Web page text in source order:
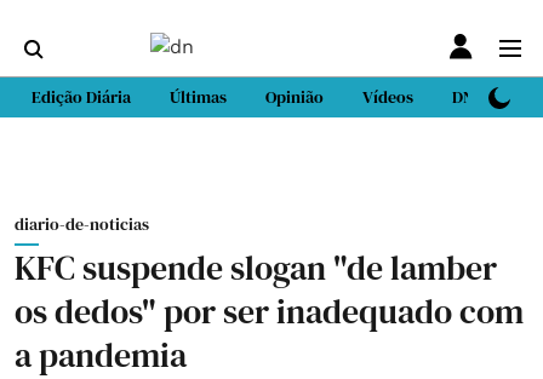
Edição Diária Últimas Opinião Vídeos DN Sport
diario-de-noticias
KFC suspende slogan "de lamber
os dedos" por ser inadequado com
a pandemia